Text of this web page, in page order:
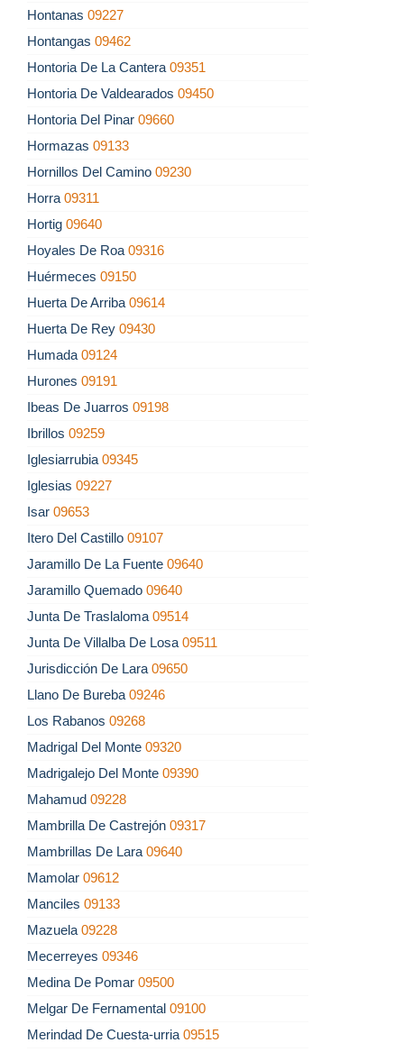
Hontanas 09227
Hontangas 09462
Hontoria De La Cantera 09351
Hontoria De Valdearados 09450
Hontoria Del Pinar 09660
Hormazas 09133
Hornillos Del Camino 09230
Horra 09311
Hortig 09640
Hoyales De Roa 09316
Huérmeces 09150
Huerta De Arriba 09614
Huerta De Rey 09430
Humada 09124
Hurones 09191
Ibeas De Juarros 09198
Ibrillos 09259
Iglesiarrubia 09345
Iglesias 09227
Isar 09653
Itero Del Castillo 09107
Jaramillo De La Fuente 09640
Jaramillo Quemado 09640
Junta De Traslaloma 09514
Junta De Villalba De Losa 09511
Jurisdicción De Lara 09650
Llano De Bureba 09246
Los Rabanos 09268
Madrigal Del Monte 09320
Madrigalejo Del Monte 09390
Mahamud 09228
Mambrilla De Castrejón 09317
Mambrillas De Lara 09640
Mamolar 09612
Manciles 09133
Mazuela 09228
Mecerreyes 09346
Medina De Pomar 09500
Melgar De Fernamental 09100
Merindad De Cuesta-urria 09515